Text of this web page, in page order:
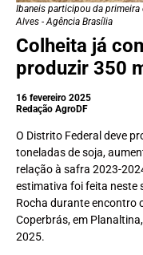
Ibaneis participou da primeira
Alves - Agência Brasília
Colheita já
produzir 350
16 fevereiro 2025
Redação AgroDF
O Distrito Federal deve
toneladas de soja,
relação à safra 2023-
estimativa foi feita neste
Rocha durante encontro
Coperbrás, em
2025.